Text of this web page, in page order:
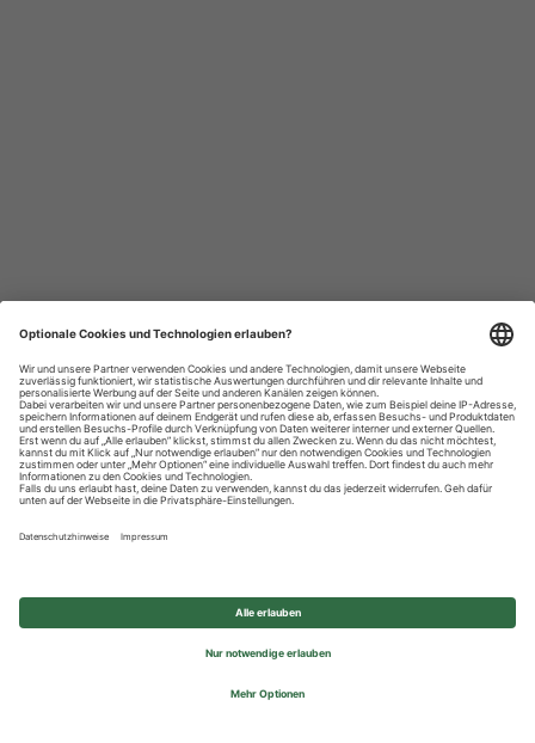
Datenschutzhinweise
Impressum
Privatsphäre-Einstellungen
© 2026 REWE Group - All rights reserved